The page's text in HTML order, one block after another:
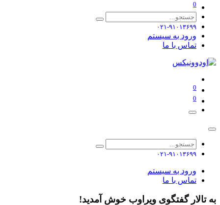
0
۰۲۱-۹۱۰۱۳۶۹۹
ورود به سیستم
تماس با ما
0
0
۰۲۱-۹۱۰۱۳۶۹۹
ورود به سیستم
تماس با ما
به تالار گفتگوی ویراوب خوش آمدید!